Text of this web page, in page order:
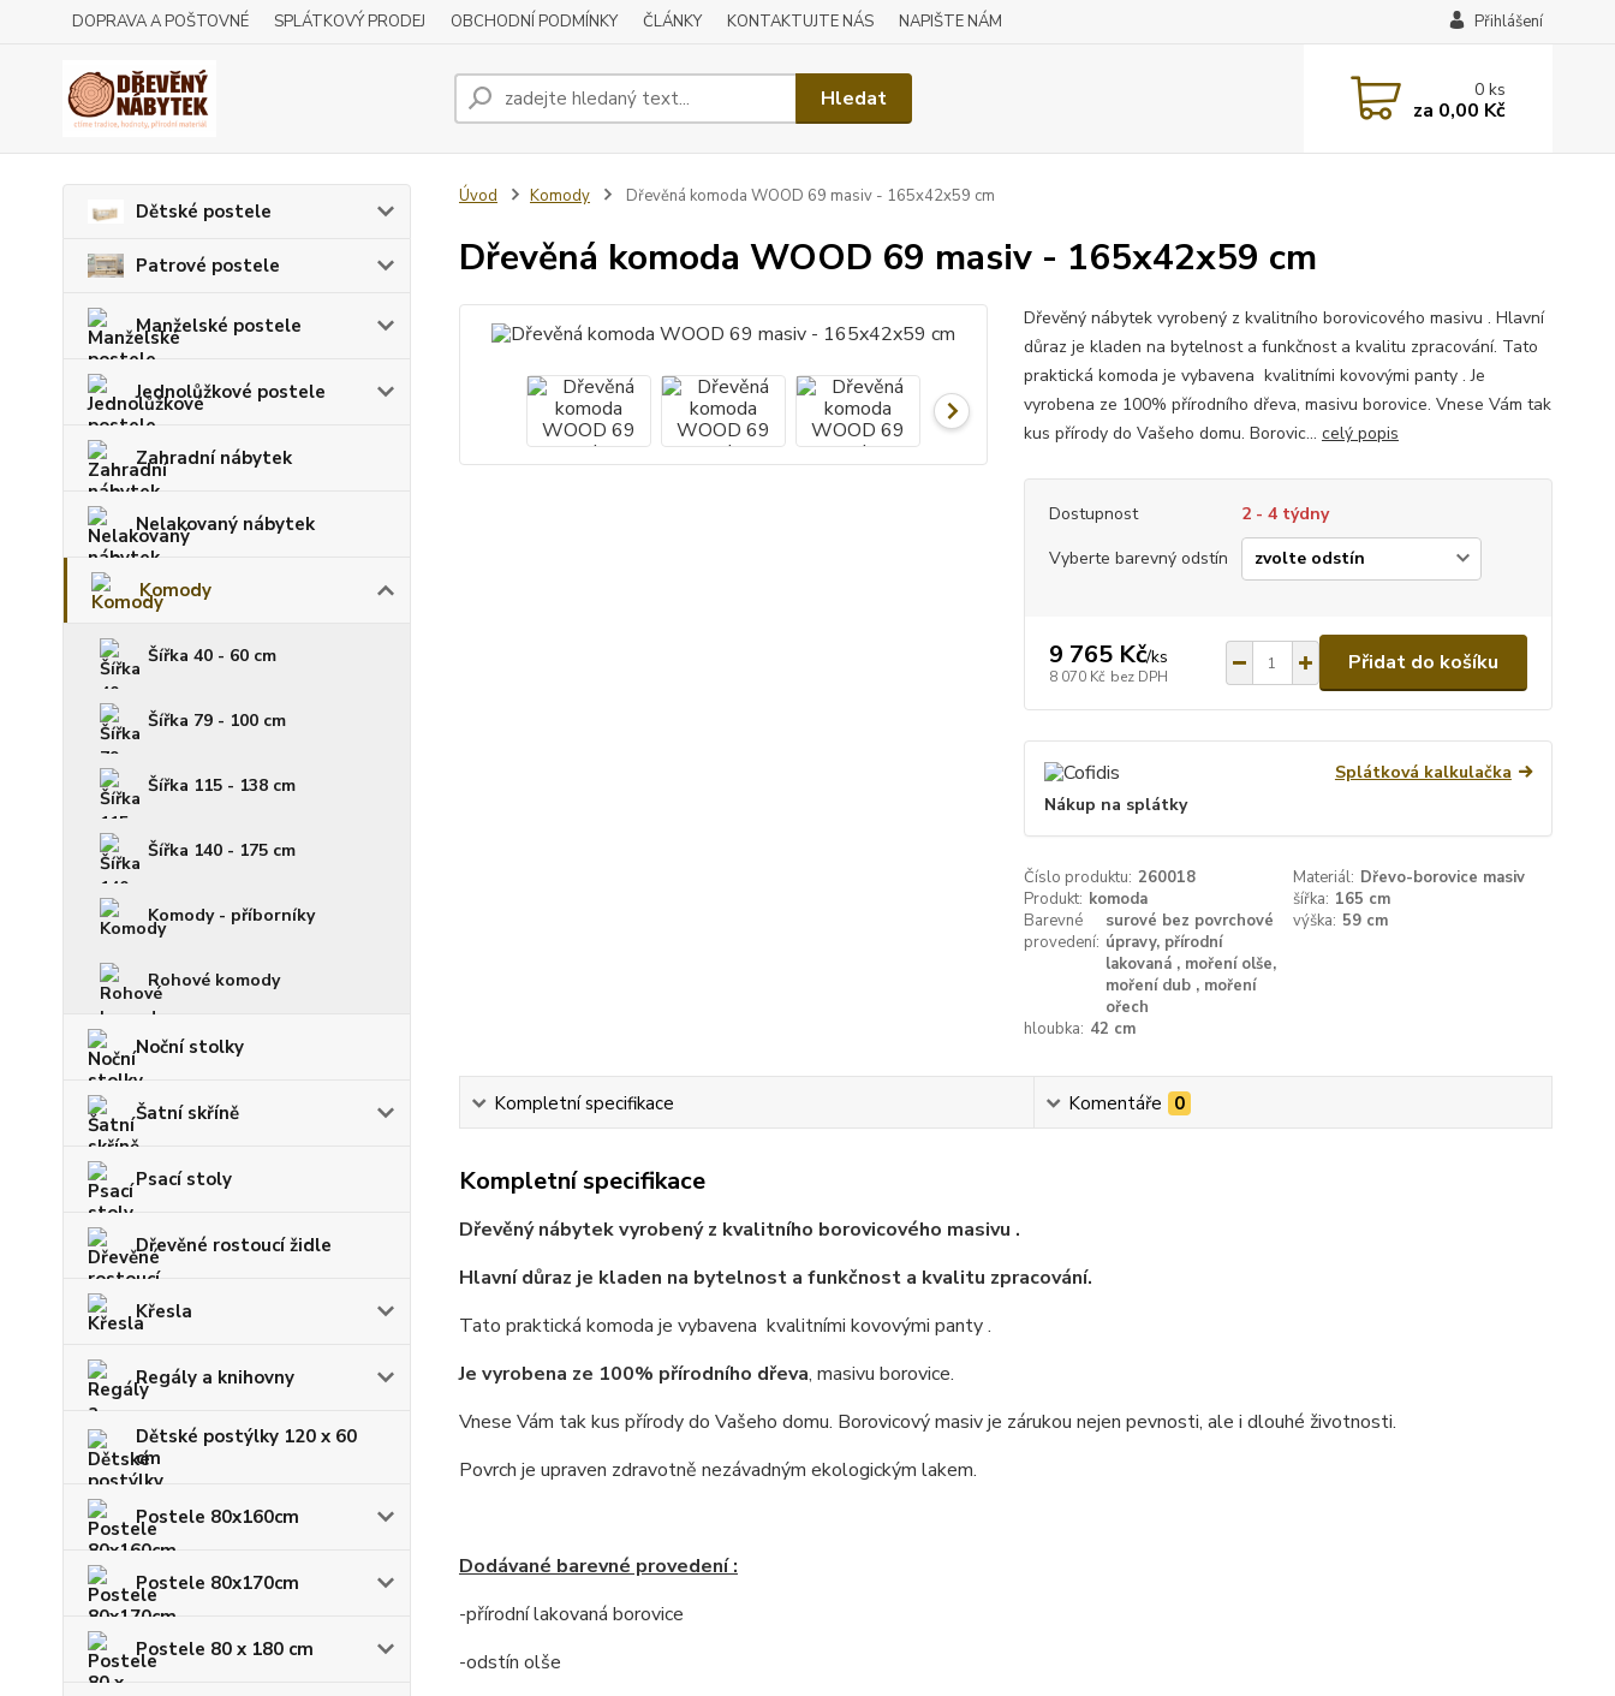
DOPRAVA A POŠTOVNÉ SPLÁTKOVÝ PRODEJ OBCHODNÍ PODMÍNKY ČLÁNKY KONTAKTUJTE NÁS NAPIŠTE NÁM Přihlášení
Hledat 0ks
za 0,00 Kč
Dětské postele
Patrové postele
Manželské postele
Jednolůžkové postele
Zahradní nábytek
Nelakovaný nábytek
Komody
Šířka 40 - 60 cm
Šířka 79 - 100 cm
Šířka 115 - 138 cm
Šířka 140 - 175 cm
Komody - příborníky
Rohové komody
Noční stolky
Šatní skříně
Psací stoly
Dřevěné rostoucí židle
Křesla
Regály a knihovny
Dětské postýlky 120 x 60
cm
Postele 80x160cm
Postele 80x170cm
Postele 80 x 180 cm
Úvod Komody Dřevěná komoda WOOD 69 masiv - 165x42x59 cm
Dřevěná komoda WOOD 69 masiv - 165x42x59 cm
Dřevěný nábytek vyrobený z kvalitního borovicového masivu . Hlavní
důraz je kladen na bytelnost a funkčnost a kvalitu zpracování. Tato
praktická komoda je vybavena kvalitními kovovými panty . Je
vyrobena ze 100% přírodního dřeva, masivu borovice. Vnese Vám tak
kus přírody do Vašeho domu. Borovic... celý popis
Dostupnost
2 - 4 týdny
Vyberte barevný odstín
9 765 Kč/ks
8 070 Kč bez DPH
Přidat do košíku
Splátková kalkulačka
Nákup na splátky
Číslo produktu: 260018 Materiál: Dřevo-borovice masiv
Produkt: komoda šířka: 165 cm
Barevné
provedení:
surové bez povrchové
úpravy, přírodní
lakovaná , moření olše,
moření dub , moření
ořech
výška: 59 cm
hloubka: 42 cm
Kompletní specifikace Komentáře 0
Kompletní specifikace
Dřevěný nábytek vyrobený z kvalitního borovicového masivu .
Hlavní důraz je kladen na bytelnost a funkčnost a kvalitu zpracování.
Tato praktická komoda je vybavena kvalitními kovovými panty .
Je vyrobena ze 100% přírodního dřeva, masivu borovice.
Vnese Vám tak kus přírody do Vašeho domu. Borovicový masiv je zárukou nejen pevnosti, ale i dlouhé životnosti.
Povrch je upraven zdravotně nezávadným ekologickým lakem.
Dodávané barevné provedení :
-přírodní lakovaná borovice
-odstín olše